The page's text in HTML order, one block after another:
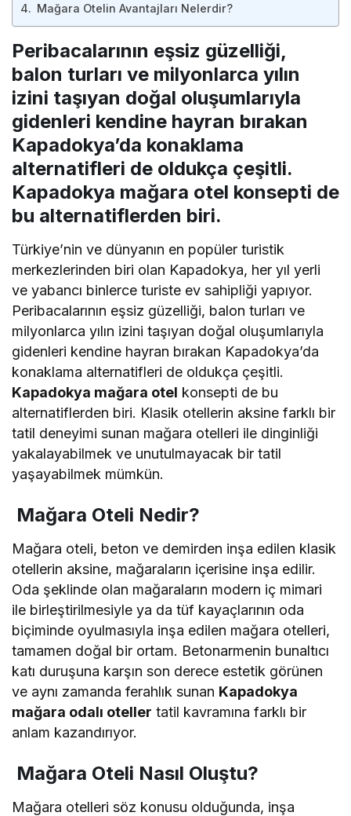
Mağara Otelin Avantajları Nelerdir?
Peribacalarının eşsiz güzelliği,
balon turları ve milyonlarca yılın
izini taşıyan doğal oluşumlarıyla
gidenleri kendine hayran bırakan
Kapadokya’da konaklama
alternatifleri de oldukça çeşitli.
Kapadokya mağara otel konsepti de
bu alternatiflerden biri.
Türkiye’nin ve dünyanın en popüler turistik
merkezlerinden biri olan Kapadokya, her yıl yerli
ve yabancı binlerce turiste ev sahipliği yapıyor.
Peribacalarının eşsiz güzelliği, balon turları ve
milyonlarca yılın izini taşıyan doğal oluşumlarıyla
gidenleri kendine hayran bırakan Kapadokya’da
konaklama alternatifleri de oldukça çeşitli.
Kapadokya mağara otel konsepti de bu
alternatiflerden biri. Klasik otellerin aksine farklı bir
tatil deneyimi sunan mağara otelleri ile dinginliği
yakalayabilmek ve unutulmayacak bir tatil
yaşayabilmek mümkün.
Mağara Oteli Nedir?
Mağara oteli, beton ve demirden inşa edilen klasik
otellerin aksine, mağaraların içerisine inşa edilir.
Oda şeklinde olan mağaraların modern iç mimari
ile birleştirilmesiyle ya da tüf kayaçlarının oda
biçiminde oyulmasıyla inşa edilen mağara otelleri,
tamamen doğal bir ortam. Betonarmenin bunaltıcı
katı duruşuna karşın son derece estetik görünen
ve aynı zamanda ferahlık sunan Kapadokya
mağara odalı oteller tatil kavramına farklı bir
anlam kazandırıyor.
Mağara Oteli Nasıl Oluştu?
Mağara otelleri söz konusu olduğunda, inşa